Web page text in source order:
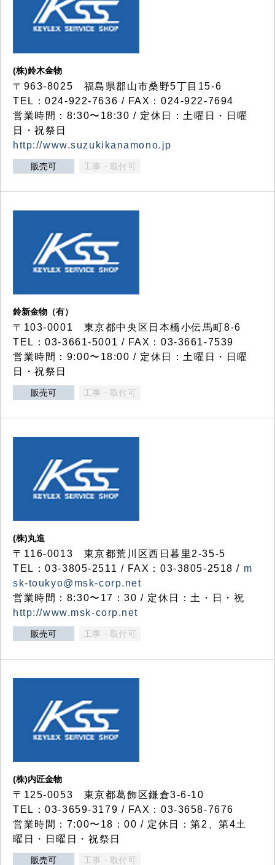
(株)鈴木金物
〒963-8025 福島県郡山市桑野5丁目15-6
TEL：024-922-7636 / FAX：024-922-7694
営業時間：8:30〜18:30 / 定休日：土曜日・日曜
日・祝祭日
http://www.suzukikanamono.jp
販売可 工事・取付可
鈴新金物（有）
〒103-0001 東京都中央区日本橋小伝馬町8-6
TEL：03-3661-5001 / FAX：03-3661-7539
営業時間：9:00〜18:00 / 定休日：土曜日・日曜
日・祝祭日
販売可 工事・取付可
(株)丸進
〒116-0013 東京都荒川区西日暮里2-35-5
TEL：03-3805-2511 / FAX：03-3805-2518 / m
sk-toukyo@msk-corp.net
営業時間：8:30〜17：30 / 定休日：土・日・祝
http://www.msk-corp.net
販売可 工事・取付可
(株)内匠金物
〒125-0053 東京都葛飾区鎌倉3-6-10
TEL：03-3659-3179 / FAX：03-3658-7676
営業時間：7:00〜18：00 / 定休日：第2、第4土
曜日・日曜日・祝祭日
販売可 工事・取付可